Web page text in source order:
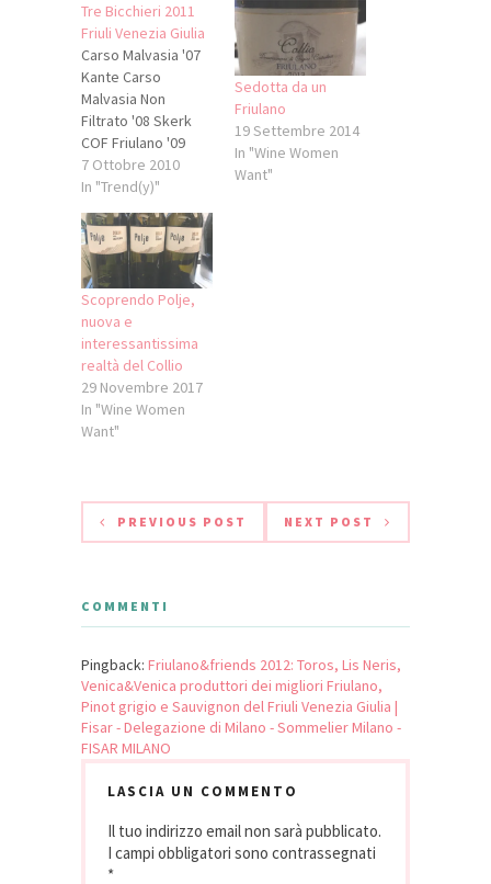
Tre Bicchieri 2011
Friuli Venezia Giulia
Carso Malvasia '07
Kante Carso
Malvasia Non
Filtrato '08 Skerk
COF Friulano '09
Ronchi di Manzano
COF Friulano V.
Cinquant'Anni '08
Le Vigne di Zamò
COF Il Friulano '08
Ronc di Vico COF
Merlot Filip '06 Miani
COF Rosazzo
Bianco Terre
Alte '08 Livio Felluga
COF Rosso
Sacrisassi '08
Le Due Terre COF
Verduzzo…
7 Ottobre 2010
In "Trend(y)"
Sedotta da un
Friulano
19 Settembre 2014
In "Wine Women
Want"
Scoprendo Polje,
nuova e
interessantissima
realtà del Collio
29 Novembre 2017
In "Wine Women
Want"
PREVIOUS POST NEXT POST
COMMENTI
Pingback: Friulano&friends 2012: Toros, Lis Neris,
Venica&Venica produttori dei migliori Friulano,
Pinot grigio e Sauvignon del Friuli Venezia Giulia |
Fisar - Delegazione di Milano - Sommelier Milano -
FISAR MILANO
LASCIA UN COMMENTO
Il tuo indirizzo email non sarà pubblicato.
I campi obbligatori sono contrassegnati
*